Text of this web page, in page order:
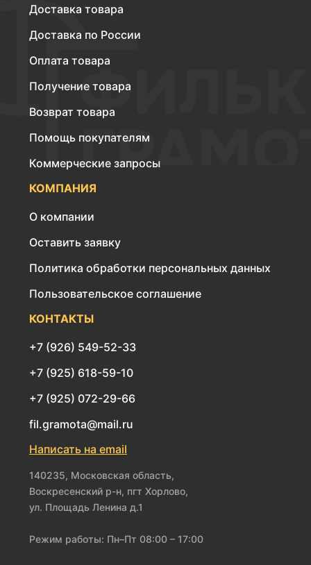
Доставка товара
Доставка по России
Оплата товара
Получение товара
Возврат товара
Помощь покупателям
Коммерческие запросы
КОМПАНИЯ
О компании
Оставить заявку
Политика обработки персональных данных
Пользовательское соглашение
КОНТАКТЫ
+7 (926) 549-52-33
+7 (925) 618-59-10
+7 (925) 072-29-66
fil.gramota@mail.ru
Написать на email
140235, Московская область,
Воскресенский р-н, пгт Хорлово,
ул. Площадь Ленина д.1
Режим работы: Пн–Пт 08:00 – 17:00